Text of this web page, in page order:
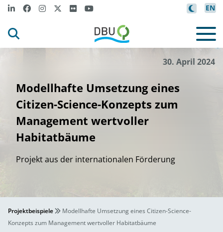
EN
Správa CHKO Po
ľ
ana
30. April 2024
Modellhafte Umsetzung eines
Citizen-Science-Konzepts zum
Management wertvoller
Habitatbäume
Projekt aus der internationalen Förderung
Projektbeispiele
Modellhafte Umsetzung eines Citizen-Science-
Konzepts zum Management wertvoller Habitatbäume